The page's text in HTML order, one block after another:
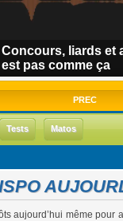
Concours, liards et
est pas comme ça
PREC
Tests Matos
aujourd’hui même pour